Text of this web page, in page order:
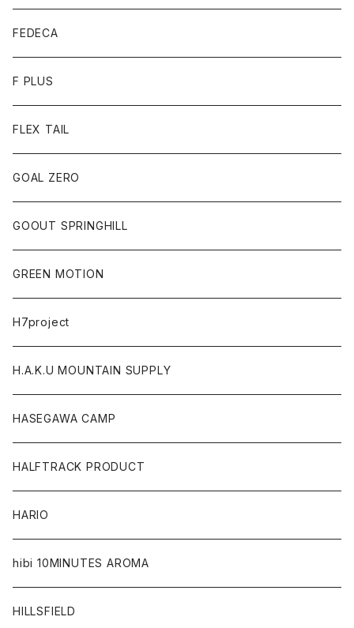
FEDECA
F PLUS
FLEX TAIL
GOAL ZERO
GOOUT SPRINGHILL
GREEN MOTION
H7project
H.A.K.U MOUNTAIN SUPPLY
HASEGAWA CAMP
HALFTRACK PRODUCT
HARIO
hibi 10MINUTES AROMA
HILLSFIELD